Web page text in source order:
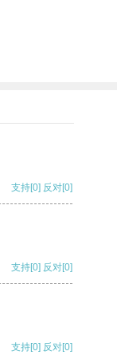
支持[0] 反对[0]
支持[0] 反对[0]
支持[0] 反对[0]